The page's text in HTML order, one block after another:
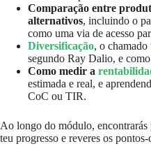
Comparação entre
alternativos, incluindo o
como uma via de acesso
Diversificação, o chamado
segundo Ray Dalio, e
Como medir a
estimada e real, e
CoC ou TIR.
Ao longo do módulo, encontrarás
teu progresso e reveres os